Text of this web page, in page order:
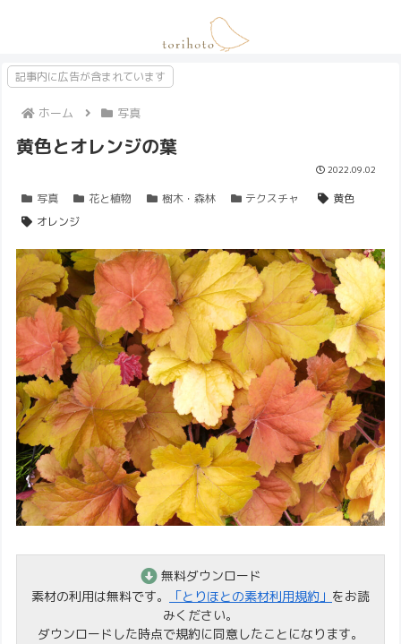
記事内に広告が含まれています
ホーム 写真
黄色とオレンジの葉
2022.09.02
写真 花と植物 樹木・森林 テクスチャ
黄色
オレンジ
無料ダウンロード
素材の利用は無料です。
「とりほとの素材利用規約」 をお読
みください。
ダウンロードした時点で規約に同意したことになります。